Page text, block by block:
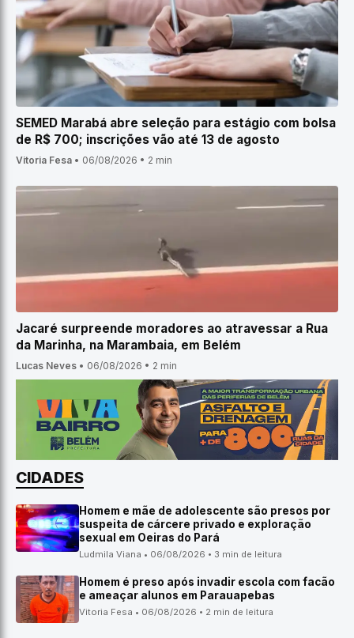
SEMED Marabá abre seleção para estágio com bolsa
de R$ 700; inscrições vão até 13 de agosto
Vitoria Fesa • 06/08/2026 • 2 min
Jacaré surpreende moradores ao atravessar a Rua
da Marinha, na Marambaia, em Belém
Lucas Neves • 06/08/2026 • 2 min
CIDADES
Homem e mãe de adolescente são presos por
suspeita de cárcere privado e exploração
sexual em Oeiras do Pará
Ludmila Viana • 06/08/2026 • 3 min de leitura
Homem é preso após invadir escola com facão
e ameaçar alunos em Parauapebas
Vitoria Fesa • 06/08/2026 • 2 min de leitura